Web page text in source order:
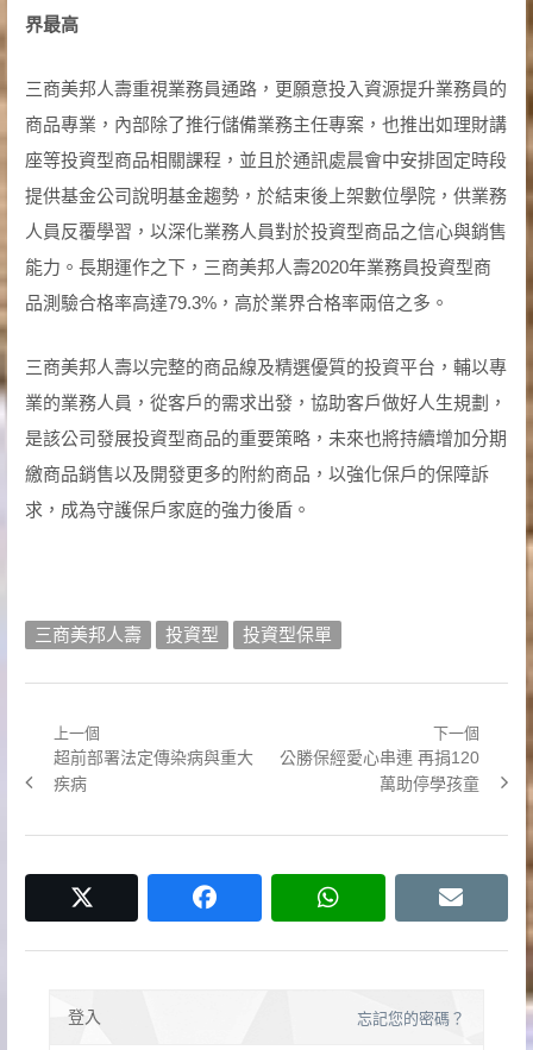
界最高
三商美邦人壽重視業務員通路，更願意投入資源提升業務員的
商品專業，內部除了推行儲備業務主任專案，也推出如理財講
座等投資型商品相關課程，並且於通訊處晨會中安排固定時段
提供基金公司說明基金趨勢，於結束後上架數位學院，供業務
人員反覆學習，以深化業務人員對於投資型商品之信心與銷售
能力。長期運作之下，三商美邦人壽2020年業務員投資型商
品測驗合格率高達79.3%，高於業界合格率兩倍之多。
三商美邦人壽以完整的商品線及精選優質的投資平台，輔以專
業的業務人員，從客戶的需求出發，協助客戶做好人生規劃，
是該公司發展投資型商品的重要策略，未來也將持續增加分期
繳商品銷售以及開發更多的附約商品，以強化保戶的保障訴
求，成為守護保戶家庭的強力後盾。
三商美邦人壽 投資型 投資型保單
章
導
覽
上一個
Previous
post:
超前部署法定傳染病與重大
疾病
下一個
Next
公勝保經愛心串連 再捐120
萬助停學孩童
facebook whatsapp email
登入 忘記您的密碼？